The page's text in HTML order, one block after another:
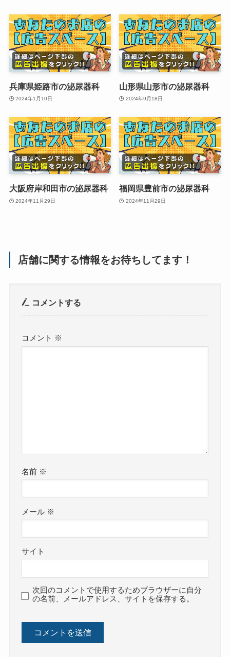
兵庫県姫路市の泌尿器科
2024年1月10日
山形県山形市の泌尿器科
2024年9月18日
大阪府岸和田市の泌尿器科
2024年11月29日
福岡県豊前市の泌尿器科
2024年11月29日
店舗に関する情報をお待ちしてます！
コメントする
コメント ※
名前 ※
メール ※
サイト
次回のコメントで使用するためブラウザーに自分
の名前、メールアドレス、サイトを保存する。